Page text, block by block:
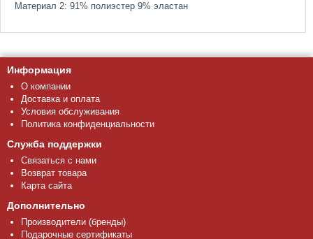
Материал 2: 91% полиэстер 9% эластан
Информация
О компании
Доставка и оплата
Условия обслуживания
Политика конфиденциальности
Служба поддержки
Связаться с нами
Возврат товара
Карта сайта
Дополнительно
Производители (бренды)
Подарочные сертификаты